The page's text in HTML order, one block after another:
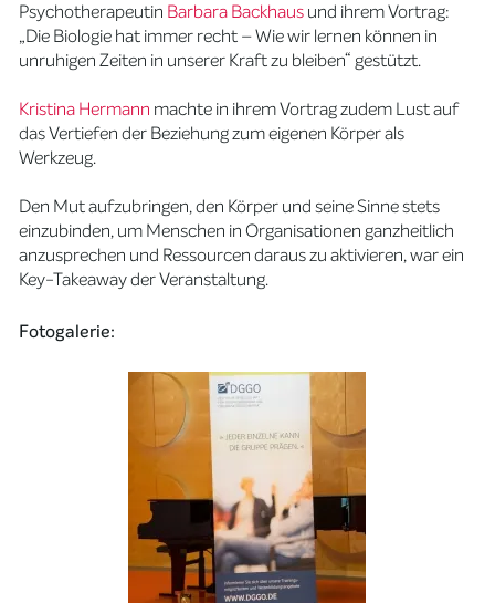
Psychotherapeutin Barbara Backhausund ihrem Vortrag:
„Die Biologie hat immer recht – Wie wir lernen können in
unruhigen Zeiten in unserer Kraft zu bleiben“ gestützt.
Kristina Hermann machte in ihrem Vortrag zudem Lust auf
das Vertiefen der Beziehung zum eigenen Körper als
Werkzeug.
Den Mut aufzubringen, den Körper und seine Sinne stets
einzubinden, um Menschen in Organisationen ganzheitlich
anzusprechen und Ressourcen daraus zu aktivieren, war ein
Key-Takeaway der Veranstaltung.
Fotogalerie: